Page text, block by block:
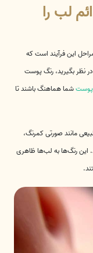
لب را
این فرآیند است که
در نظر بگیرید، رنگ پوست
پوستشما هماهنگ باشند تا
مانند صورتی کمرنگ،
این رنگ‌ها به لب‌ها ظاهری